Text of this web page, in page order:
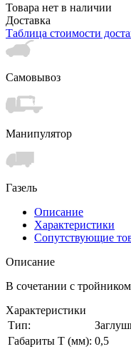
Товара нет в наличии
Доставка
Таблица стоимости
Самовывоз
Манипулятор
Газель
Описание
Характеристики
Сопутствующие
Описание
В сочетании с
Характеристики
Тип:
Габариты Т (мм): 0,5